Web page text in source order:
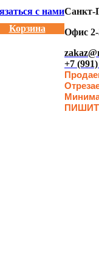
с нами
Корзина
Санкт-
Офис
+7